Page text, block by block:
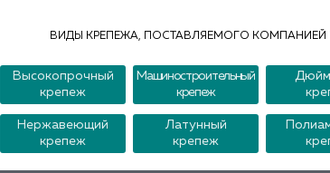
ВИДЫ КРЕПЕЖА, ПОСТАВЛЯЕМОГО КОМПАНИЕЙ
Высокопрочный
крепеж
Машиностроительный
крепеж
Нержавеющий
крепеж
Латунный
крепеж